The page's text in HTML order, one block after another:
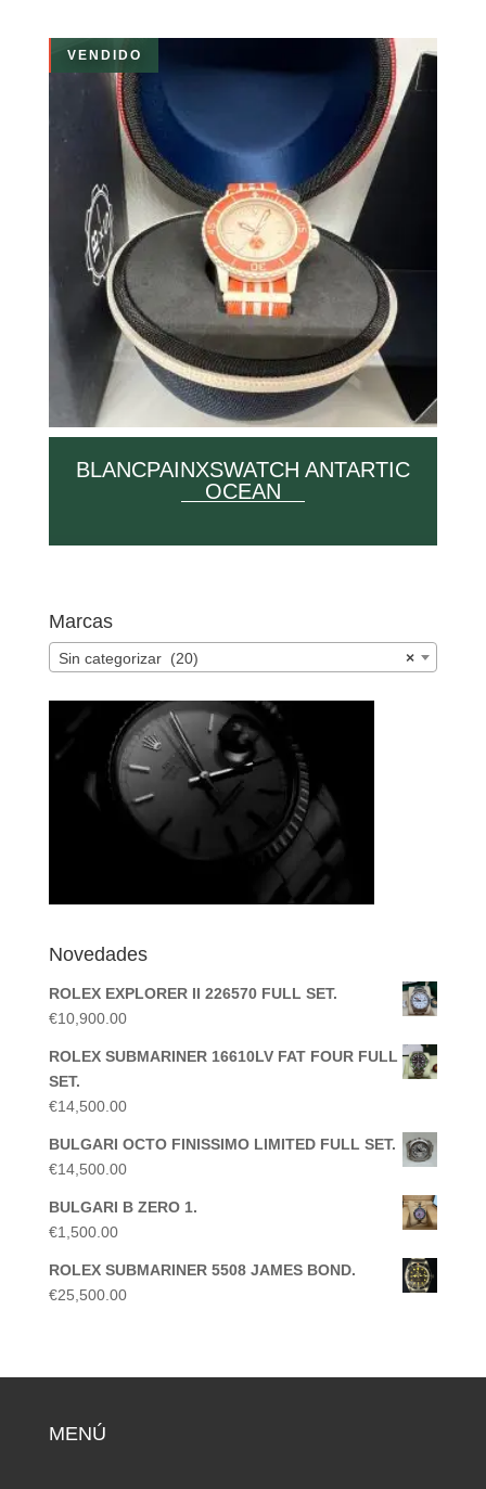
VENDIDO
BLANCPAINXSWATCH ANTARTIC
OCEAN
Marcas
×
Sin categorizar (20)
Novedades
ROLEX EXPLORER II 226570 FULL SET.
€10,900.00
ROLEX SUBMARINER 16610LV FAT FOUR FULL
SET.
€14,500.00
BULGARI OCTO FINISSIMO LIMITED FULL SET.
€14,500.00
BULGARI B ZERO 1.
€1,500.00
ROLEX SUBMARINER 5508 JAMES BOND.
€25,500.00
MENÚ